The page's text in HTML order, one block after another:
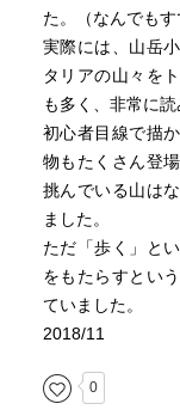
た。（なんでもす
実際には、山岳
タリアの山々を
も多く、非常に読
初心者目線で描
物もたくさん登
挑んでいる山は
ました。
ただ「歩く」と
をもたらすとい
ていました。
2018/11
0